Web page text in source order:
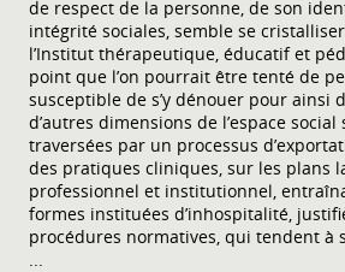
de respect de la personne, de son
intégrité sociales, semble se
l’Institut thérapeutique, éducatif et
point que l’on pourrait être tenté de
susceptible de s’y dénouer pour ainsi
d’autres dimensions de l’espace
traversées par un processus
des pratiques cliniques, sur les plans
professionnel et institutionnel,
formes instituées d’inhospitalité,
procédures normatives, qui tendent à
...